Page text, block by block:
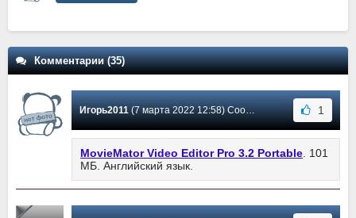
Комментарии (35)
Игорь2011(7 марта 2022 12:58) Сообщение #32 1
MovieMator Video Editor Pro 3.2 Portable. 101
МБ. Английский язык.